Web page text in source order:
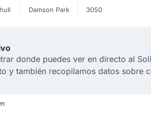
Damson Park
3050
donde puedes ver en directo al
y también recopilamos datos sobre